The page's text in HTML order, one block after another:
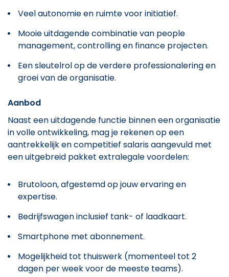
Veel autonomie en ruimte voor initiatief.
Mooie uitdagende combinatie van people
management, controlling en finance projecten.
Een sleutelrol op de verdere professionalering en
groei van de organisatie.
Aanbod
Naast een uitdagende functie binnen een organisatie
in volle ontwikkeling, mag je rekenen op een
aantrekkelijk en competitief salaris aangevuld met
een uitgebreid pakket extralegale voordelen:
Brutoloon, afgestemd op jouw ervaring en
expertise.
Bedrijfswagen inclusief tank- of laadkaart.
Smartphone met abonnement.
Mogelijkheid tot thuiswerk (momenteel tot 2
dagen per week voor de meeste teams).